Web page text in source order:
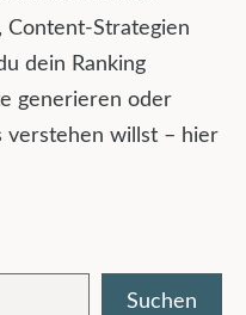
Content-Strategien
dein Ranking
generieren oder
verstehen willst – hier
Suchen